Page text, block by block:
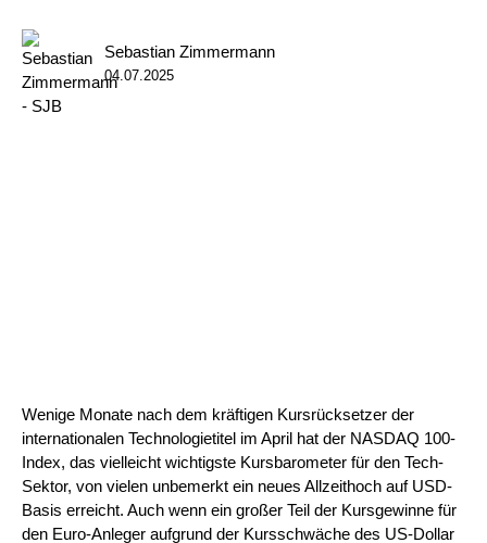
Sebastian Zimmermann
04.07.2025
Wenige Monate nach dem kräftigen Kursrücksetzer der
internationalen Technologietitel im April hat der NASDAQ 100-
Index, das vielleicht wichtigste Kursbarometer für den Tech-
Sektor, von vielen unbemerkt ein neues Allzeithoch auf USD-
Basis erreicht. Auch wenn ein großer Teil der Kursgewinne für
den Euro-Anleger aufgrund der Kursschwäche des US-Dollar